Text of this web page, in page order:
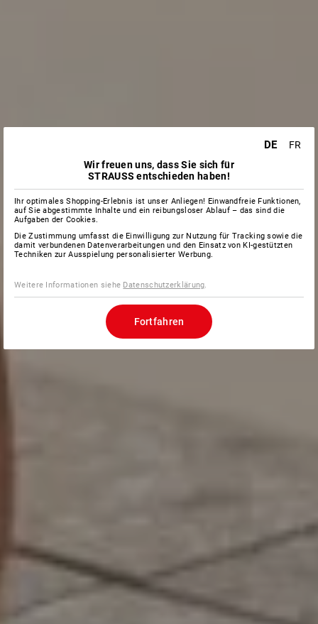
DE
FR
Wir freuen uns, dass Sie sich für
STRAUSS entschieden haben!
Ihr optimales Shopping-Erlebnis ist unser Anliegen! Einwandfreie Funktionen,
auf Sie abgestimmte Inhalte und ein reibungsloser Ablauf – das sind die
Aufgaben der Cookies.
Die Zustimmung umfasst die Einwilligung zur Nutzung für Tracking sowie die
damit verbundenen Datenverarbeitungen und den Einsatz von KI-gestützten
Techniken zur Ausspielung personalisierter Werbung.
Weitere Informationen siehe Datenschutzerklärung.
Fortfahren